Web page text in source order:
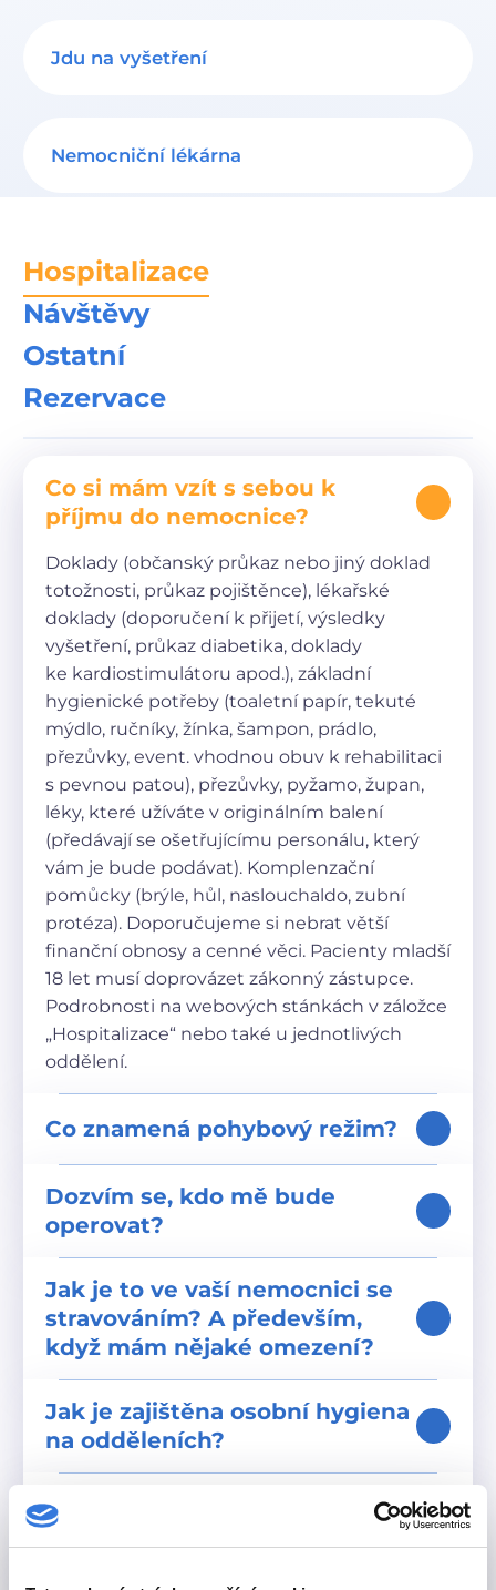
Jdu na vyšetření
Nemocniční lékárna
Hospitalizace
Návštěvy
Ostatní
Rezervace
Co si mám vzít s sebou k
příjmu do nemocnice?
Doklady (občanský průkaz nebo jiný doklad
totožnosti, průkaz pojištěnce), lékařské
doklady (doporučení k přijetí, výsledky
vyšetření, průkaz diabetika, doklady
ke kardiostimulátoru apod.), základní
hygienické potřeby (toaletní papír, tekuté
mýdlo, ručníky, žínka, šampon, prádlo,
přezůvky, event. vhodnou obuv k rehabilitaci
s pevnou patou), přezůvky, pyžamo, župan,
léky, které užíváte v originálním balení
(předávají se ošetřujícímu personálu, který
vám je bude podávat). Komplenzační
pomůcky (brýle, hůl, naslouchaldo, zubní
protéza). Doporučujeme si nebrat větší
finanční obnosy a cenné věci. Pacienty mladší
18 let musí doprovázet zákonný zástupce.
Podrobnosti na webových stánkách v záložce
„Hospitalizace“ nebo také u jednotlivých
oddělení.
Co znamená pohybový režim?
Dozvím se, kdo mě bude
operovat?
Jak je to ve vaší nemocnici se
stravováním? A především,
když mám nějaké omezení?
Jak je zajištěna osobní hygiena
na odděleních?
Mohu mít své vlastní pyžamo a
ručník?